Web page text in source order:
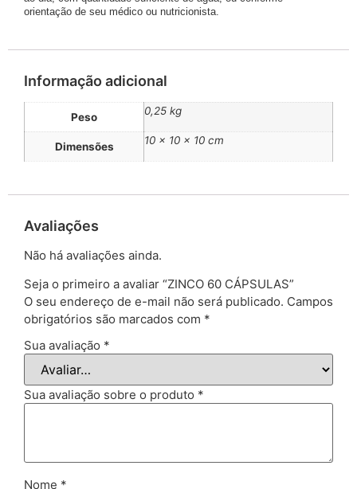
orientação de seu médico ou nutricionista.
Informação adicional
Peso 0,25 kg
Dimensões 10 × 10 × 10 cm
Avaliações
Não há avaliações ainda.
Seja o primeiro a avaliar “ZINCO 60 CÁPSULAS”
O seu endereço de e-mail não será publicado. Campos
obrigatórios são marcados com *
Sua avaliação *
Sua avaliação sobre o produto *
Nome *